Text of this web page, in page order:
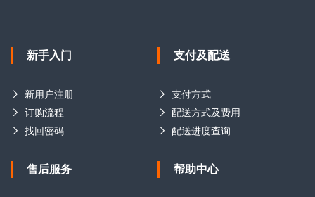
新手入门
新用户注册
订购流程
找回密码
支付及配送
支付方式
配送方式及费用
配送进度查询
售后服务 帮助中心